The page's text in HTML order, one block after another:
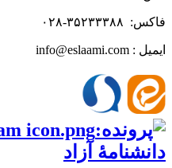
فاکس: ۳۵۲۳۳۳۸۸-۰۲۸
ایمیل : info@eslaami.com